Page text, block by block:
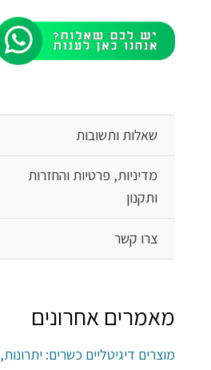
שאלות ותשובות
מדיניות, פרטיות והחזרות
ותקנון
צרו קשר
מאמרים אחרונים
מוצרים דיגיטליים כשרים: יתרונות,